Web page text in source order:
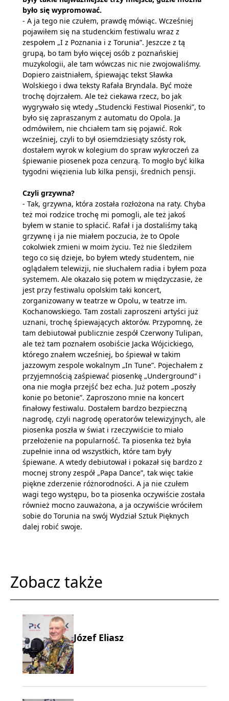
było się wypromować.
- A ja tego nie czułem, prawdę mówiąc. Wcześniej
pojawiłem się na studenckim festiwalu wraz z
zespołem „I z Poznania i z Torunia”. Jeszcze z tą
grupą, bo tam było więcej osób z poznańskiej
muzykologii, ale tam wówczas nic nie zwojowaliśmy.
Dopiero zaistniałem, śpiewając tekst Sławka
Wolskiego i dwa teksty Rafała Bryndala. Być może
trochę dojrzałem. Ale też ciekawa rzecz, bo jak
wygrywało się wtedy „Studencki Festiwal Piosenki”, to
było się zapraszanym z automatu do Opola. Ja
odmówiłem, nie chciałem tam się pojawić. Rok
wcześniej, czyli to był osiemdziesiąty szósty rok,
dostałem wyrok w kolegium do spraw wykroczeń za
śpiewanie piosenek poza cenzurą. To mogło być kilka
tygodni więzienia lub kilka pensji, średnich pensji.
Czyli grzywna?
- Tak, grzywna, która została rozłożona na raty. Chyba
też moi rodzice trochę mi pomogli, ale też jakoś
byłem w stanie to spłacić. Rafał i ja dostaliśmy taką
grzywnę i ja nie miałem poczucia, że to Opole
cokolwiek zmieni w moim życiu. Też nie śledziłem
tego co się dzieje, bo byłem wtedy studentem, nie
oglądałem telewizji, nie słuchałem radia i byłem poza
systemem. Ale okazało się potem w międzyczasie, że
jest przy festiwalu opolskim taki koncert,
zorganizowany w teatrze w Opolu, w teatrze im.
Kochanowskiego. Tam zostali zaproszeni artyści już
uznani, trochę śpiewających aktorów. Przypomnę, że
tam debiutował publicznie zespół Czerwony Tulipan,
ale też tam poznałem osobiście Jacka Wójcickiego,
którego znałem wcześniej, bo śpiewał w takim
jazzowym zespole wokalnym „In Tune”. Pojechałem z
przyjemnością zaśpiewać piosenkę „Underground” i
ona nie mogła przejść bez echa. Już potem „poszły
konie po betonie”. Zaproszono mnie na koncert
finałowy festiwalu. Dostałem bardzo bezpieczną
nagrodę, czyli nagrodę operatorów telewizyjnych, ale
piosenka poszła w świat i rzeczywiście to miało
przełożenie na popularność. Ta piosenka też była
zupełnie inna od wszystkich, które tam były
śpiewane. A wtedy debiutował i pokazał się bardzo z
mocnej strony zespół „Papa Dance”, tak więc takie
piękne zderzenie różnorodności. A ja nie czułem
wagi tego występu, bo ta piosenka oczywiście została
również mocno zauważona, a ja oczywiście wróciłem
sobie do Torunia na swój Wydział Sztuk Pięknych
dalej robić swoje.
Zobacz także
Józef Eliasz